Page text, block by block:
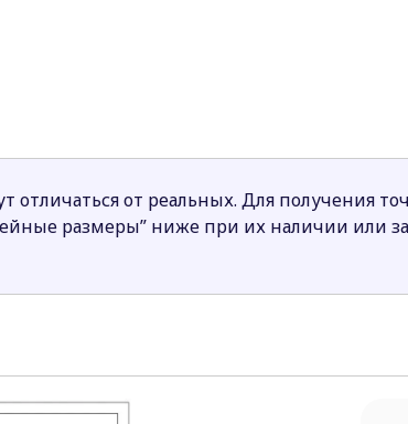
балкон. Здесь можно наслаждаться
совмещена со столовой, а кухня
через большую кладовую.
выделяет дом на фоне соседних
семьи. Проект привлекает внимание,
от реальных. Для получения
размеры” ниже при их наличии или